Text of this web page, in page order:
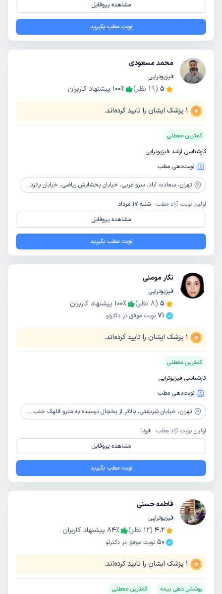
مشاهده پروفایل
نوبت مطب بگیرید
محمد مسعودی
فیزیوتراپی
5
(
19 نظر) 100٪ پیشنهاد کاربران
1 پزشک ایشان را تایید کرده‌اند.
کمترین معطلی
کارشناسی ارشد فیزیوتراپی
نوبت‌دهی مطب
تهران، سعادت آباد، سرو غربی، خیابان بخشایش ریاضی، خیابان پانزدهم غربی، روبروی بیمارستان عرفان، پلاک 13، طبقه همکف، واحد 1
اولین نوبت آزاد مطب: شنبه 17 مرداد
مشاهده پروفایل
نوبت مطب بگیرید
نگار مومنی
فیزیوتراپی
5
(
8 نظر) 100٪
پیشنهاد کاربران
71 نوبت موفق در دکترتو
1 پزشک ایشان را تایید کرده‌اند.
کمترین معطلی
کارشناسی فیزیوتراپی
نوبت‌دهی مطب
تهران، خیابان شریعتی، بالاتر از یخچال نرسیده به مترو قلهک جنب خانه درسا، ساختمان پزشکان سبز قلهک، پلاک 1495، طبقه اول
اولین نوبت آزاد مطب: فردا
مشاهده پروفایل
نوبت مطب بگیرید
فاطمه حسنی
فیزیوتراپی
4.2
(
12 نظر) 84٪
پیشنهاد کاربران
50 نوبت موفق در دکترتو
1 پزشک ایشان را تایید کرده‌اند.
پوشش دهی بیمه کمترین معطلی